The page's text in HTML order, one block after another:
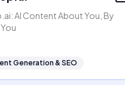
AI Content About You, By
Generation & SEO